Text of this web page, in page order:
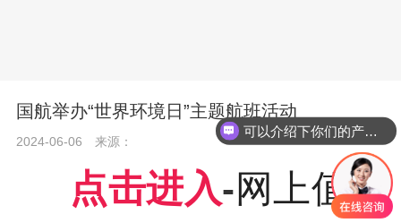
国航举办“世界环境日”主题航班活动
2024-06-06 来源：
点击进入-网上值
可以介绍下你们的产品么